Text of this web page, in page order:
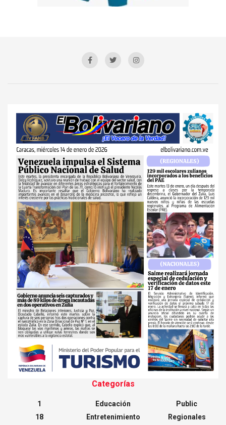
Categorías
1
18
Educación
Entretenimiento
Public
Regionales